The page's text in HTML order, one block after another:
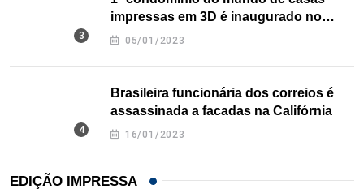
impressas em 3D é inaugurado no
Texas
05/01/2023
Brasileira funcionária dos correios é
assassinada a facadas na Califórnia
16/01/2023
EDIÇÃO IMPRESSA